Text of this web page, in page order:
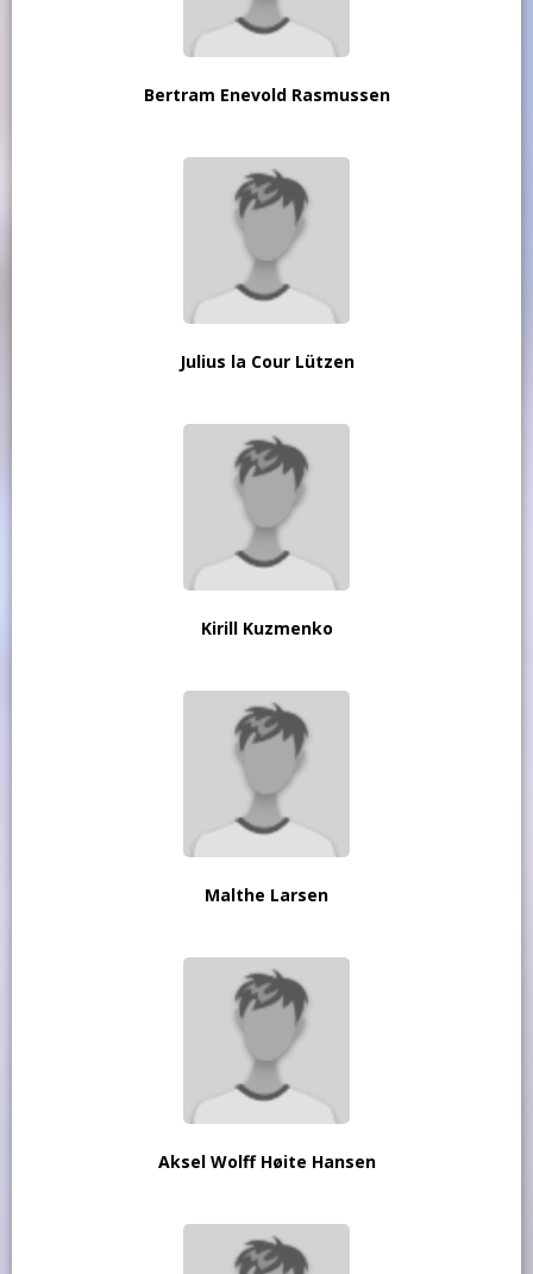
Bertram Enevold Rasmussen
Julius la Cour Lützen
Kirill Kuzmenko
Malthe Larsen
Aksel Wolff Høite Hansen